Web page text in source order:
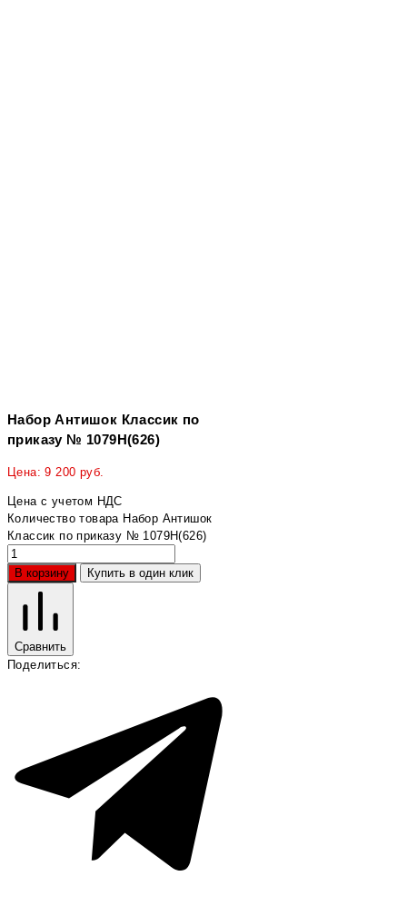
Набор Антишок Классик по
приказу № 1079Н(626)
Цена:9 200 руб.
Цена с учетом НДС
Количество товара Набор Антишок
Классик по приказу № 1079Н(626)
В корзину Купить в один клик
Сравнить
Поделиться: